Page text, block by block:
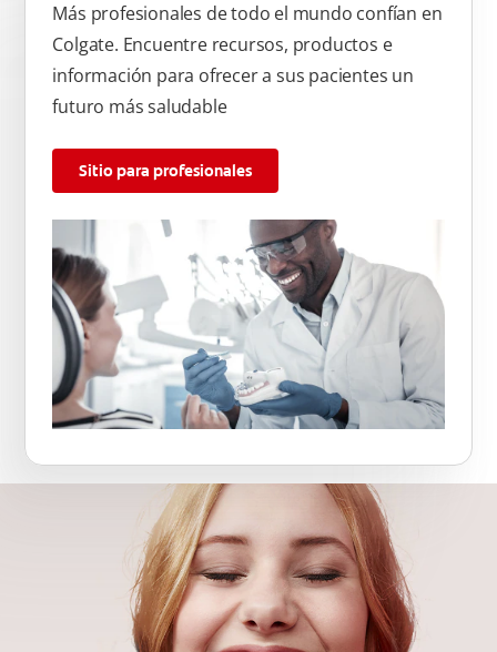
Más profesionales de todo el mundo confían en
Colgate. Encuentre recursos, productos e
información para ofrecer a sus pacientes un
futuro más saludable
Sitio para profesionales